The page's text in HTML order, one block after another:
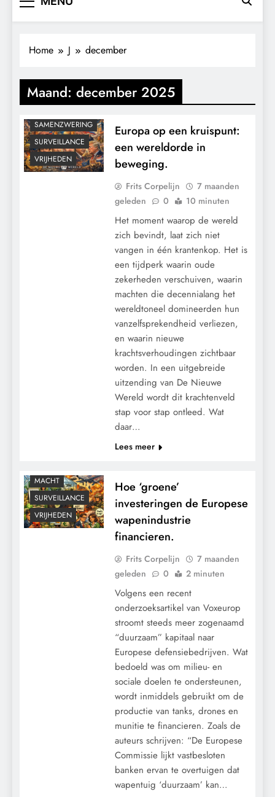
Home J december
Maand: december 2025
GEOPOLITIEK
GRONDRECHTEN
KLIMAATBEDROG
PANDEMIE
RECHTSPRAAK
SAMENZWERING
SURVEILLANCE
VRIJHEDEN
Europa op een kruispunt:
een wereldorde in
beweging.
Frits Corpelijn
7 maanden
geleden
0 10 minuten
Het moment waarop de wereld
zich bevindt, laat zich niet
vangen in één krantenkop. Het is
een tijdperk waarin oude
zekerheden verschuiven, waarin
machten die decennialang het
wereldtoneel domineerden hun
vanzelfsprekendheid verliezen,
en waarin nieuwe
krachtsverhoudingen zichtbaar
worden. In een uitgebreide
uitzending van De Nieuwe
Wereld wordt dit krachtenveld
stap voor stap ontleed. Wat
daar…
Lees meer
MACHT
SURVEILLANCE
VRIJHEDEN
Hoe ‘groene’
investeringen de Europese
wapenindustrie
financieren.
Frits Corpelijn
7 maanden
geleden
0 2 minuten
Volgens een recent
onderzoeksartikel van Voxeurop
stroomt steeds meer zogenaamd
“duurzaam” kapitaal naar
Europese defensiebedrijven. Wat
bedoeld was om milieu- en
sociale doelen te ondersteunen,
wordt inmiddels gebruikt om de
productie van tanks, drones en
munitie te financieren. Zoals de
auteurs schrijven: “De Europese
Commissie lijkt vastbesloten
banken ervan te overtuigen dat
wapentuig ‘duurzaam’ kan…